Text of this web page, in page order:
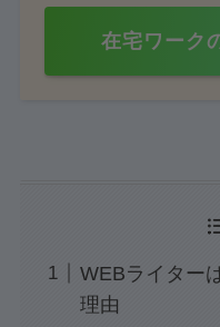
在宅ワーク
WEBライター
理由